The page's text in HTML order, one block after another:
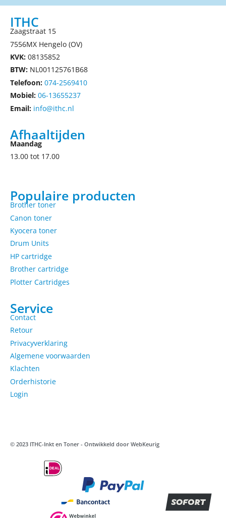
ITHC
Zaagstraat 15
7556MX Hengelo (OV)
KVK: 08135852
BTW: NL001125761B68
Telefoon: 074-2569410
Mobiel: 06-13655237
Email: info@ithc.nl
Afhaaltijden
Maandag
13.00 tot 17.00
Populaire producten
Brother toner
Canon toner
Kyocera toner
Drum Units
HP cartridge
Brother cartridge
Plotter Cartridges
Service
Contact
Retour
Privacyverklaring
Algemene voorwaarden
Klachten
Orderhistorie
Login
© 2023 ITHC-Inkt en Toner - Ontwikkeld door WebKeurig